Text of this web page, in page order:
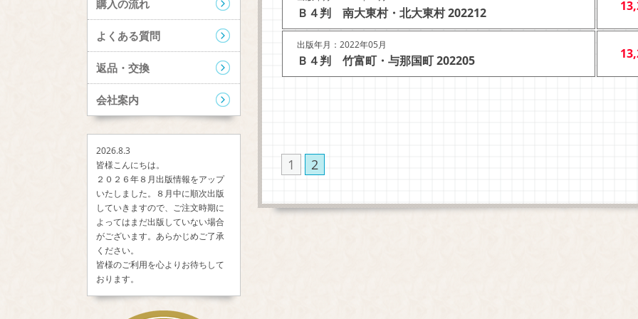
購入の流れ
よくある質問
返品・交換
会社案内
2026.8.3
皆様こんにちは。
２０２６年８月出版情報をアップ
いたしました。８月中に順次出版
していきますので、ご注文時期に
よってはまだ出版していない場合
がございます。あらかじめご了承
ください。
皆様のご利用を心よりお待ちして
おります。
Ｂ４判 南大東村・北大東村 202212
出版年月：2022年05月
Ｂ４判 竹富町・与那国町 202205
1 2